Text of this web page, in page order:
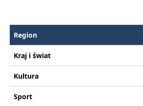
Region
Kraj i świat
Kultura
Sport